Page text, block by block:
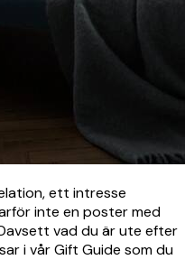
ett intresse
inte en poster med
vad du är ute efter
i vår Gift Guide som du